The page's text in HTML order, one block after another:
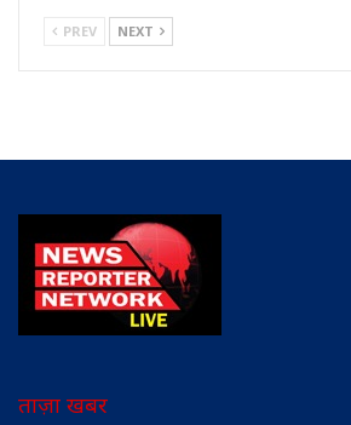
PREV NEXT
ताज़ा खबर